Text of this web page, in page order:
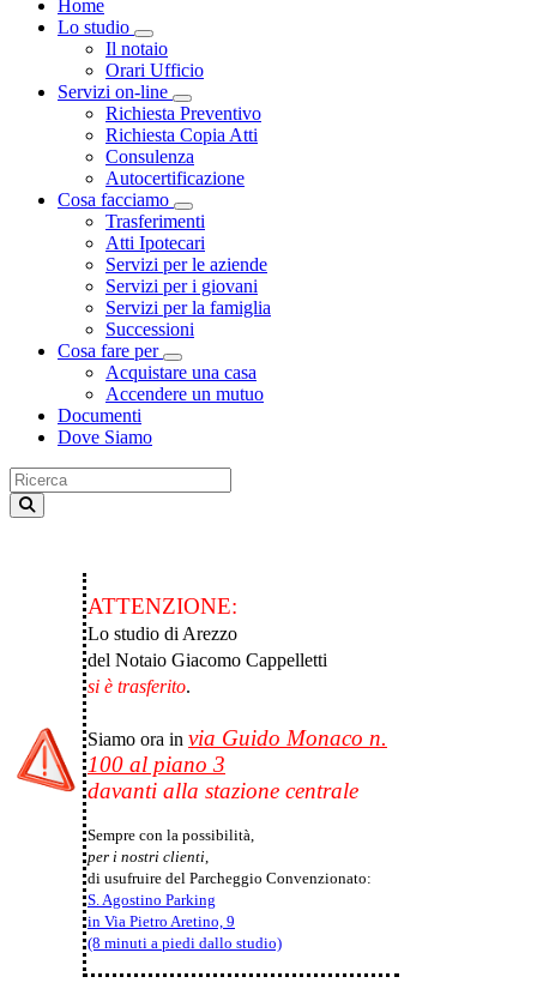
Home
Lo studio
Toggle Dropdown
Il notaio
Orari Ufficio
Servizi on-line
Toggle Dropdown
Richiesta Preventivo
Richiesta Copia Atti
Consulenza
Autocertificazione
Cosa facciamo
Toggle Dropdown
Trasferimenti
Atti Ipotecari
Servizi per le aziende
Servizi per i giovani
Servizi per la famiglia
Successioni
Cosa fare per
Toggle Dropdown
Acquistare una casa
Accendere un mutuo
Documenti
Dove Siamo
ATTENZIONE:
Lo studio di Arezzo
del Notaio Giacomo Cappelletti
si è trasferito.
Siamo ora in via Guido Monaco n.
100 al piano 3
davanti alla stazione centrale
Sempre con la possibilità,
per i nostri clienti
di usufruire del Parcheggio Convenzionato:
S. Agostino Parking
in Via Pietro Aretino, 9
(8 minuti a piedi dallo studio)